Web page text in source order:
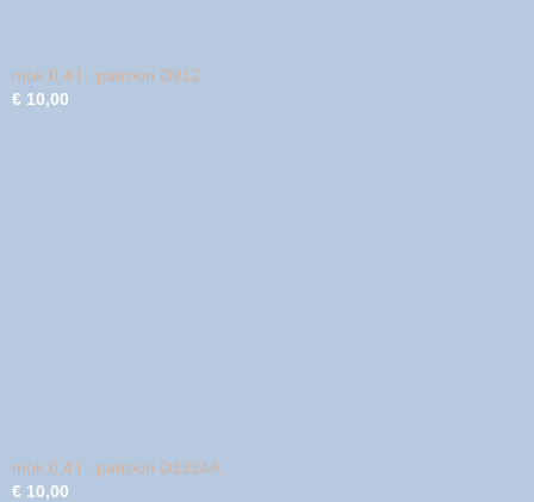
mok 0,4 l - patroon D912
€ 10,00
mok 0,4 l - patroon D1324A
€ 10,00